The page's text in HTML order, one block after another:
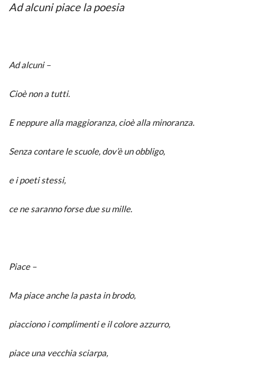
Ad alcuni piace la poesia
Ad alcuni –
Cioè non a tutti.
E neppure alla maggioranza, cioè alla minoranza.
Senza contare le scuole, dov’è un obbligo,
e i poeti stessi,
ce ne saranno forse due su mille.
Piace –
Ma piace anche la pasta in brodo,
piacciono i complimenti e il colore azzurro,
piace una vecchia sciarpa,